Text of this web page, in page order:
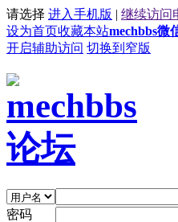
请选择 进入手机版 | 继续访问
设为首页收藏本站mechbbs微
开启辅助访问 切换到窄版
密码